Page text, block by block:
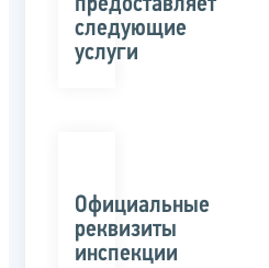
следующие
услуги
Официальные
реквизиты
инспекции